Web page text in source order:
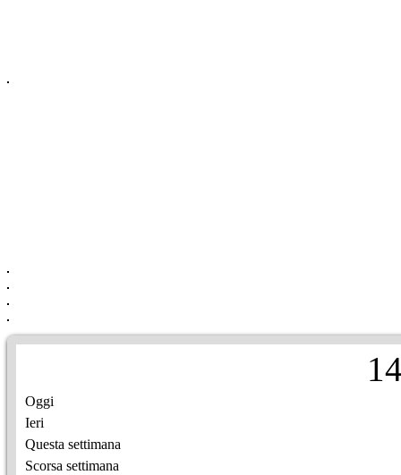
1
Oggi
Ieri
Questa settimana
Scorsa settimana